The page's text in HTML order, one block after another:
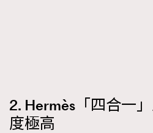
2. Hermès「四合一
度極高